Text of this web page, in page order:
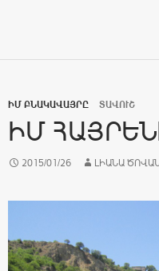
ԻՄ ԲՆԱԿԱՎԱՅՐԸ ՏԱՎՈՒՇ
ԻՄ
2015/01/26 ԼԻԱՆԱ